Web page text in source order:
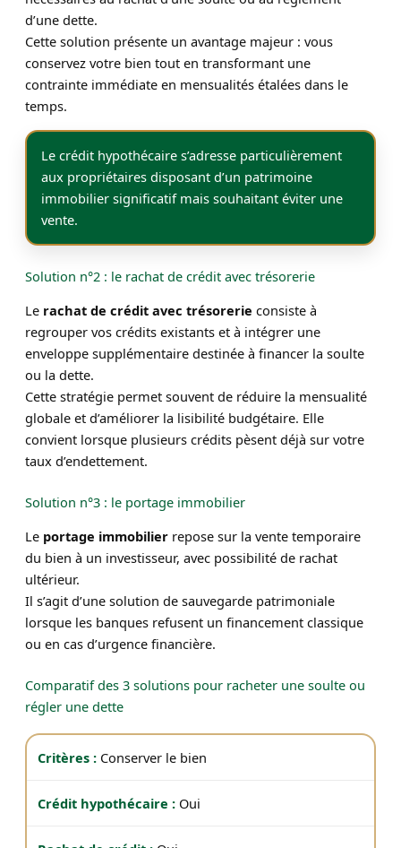
d’une dette.
Cette solution présente un avantage majeur : vous
conservez votre bien tout en transformant une
contrainte immédiate en mensualités étalées dans le
temps.
Le crédit hypothécaire s’adresse particulièrement
aux propriétaires disposant d’un patrimoine
immobilier significatif mais souhaitant éviter une
vente.
Solution n°2 : le rachat de crédit avec trésorerie
Le rachat de crédit avec trésorerie consiste à
regrouper vos crédits existants et à intégrer une
enveloppe supplémentaire destinée à financer la soulte
ou la dette.
Cette stratégie permet souvent de réduire la mensualité
globale et d’améliorer la lisibilité budgétaire. Elle
convient lorsque plusieurs crédits pèsent déjà sur votre
taux d’endettement.
Solution n°3 : le portage immobilier
Le portage immobilier repose sur la vente temporaire
du bien à un investisseur, avec possibilité de rachat
ultérieur.
Il s’agit d’une solution de sauvegarde patrimoniale
lorsque les banques refusent un financement classique
ou en cas d’urgence financière.
Comparatif des 3 solutions pour racheter une soulte ou
régler une dette
Conserver le bien
Oui